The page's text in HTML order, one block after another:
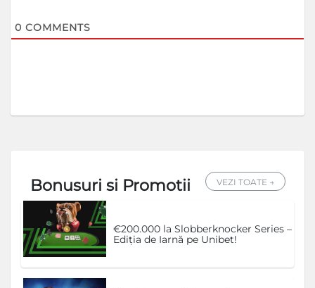
0 COMMENTS
Bonusuri si Promotii VEZI TOATE →
€200.000 la Slobberknocker Series –
Ediția de Iarnă pe Unibet!